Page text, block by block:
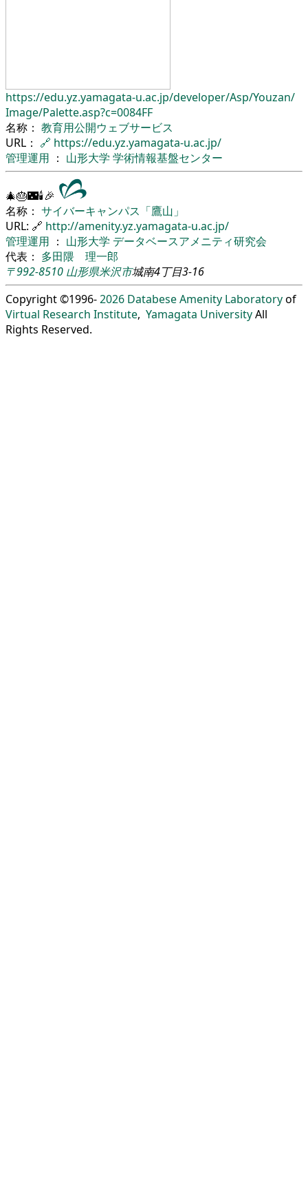
https://edu.yz.yamagata-u.ac.jp/developer/Asp/Youzan/
Image/Palette.asp?c=0084FF
名称： 教育用公開ウェブサービス
URL： 🔗 https://edu.yz.yamagata-u.ac.jp/
管理運用 ： 山形大学 学術情報基盤センター
🎄🎂🌃🕯🎉
名称： サイバーキャンパス「鷹山」
URL: 🔗 http://amenity.yz.yamagata-u.ac.jp/
管理運用 ： 山形大学 データベースアメニティ研究会
代表： 多田隈 理一郎
〒992-8510 山形県米沢市城南4丁目3-16
Copyright ©1996-2026 Databese Amenity Laboratoryof
Virtual Research Institute, Yamagata UniversityAll
Rights Reserved.